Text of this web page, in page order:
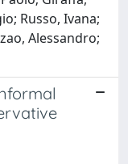
Russo, Ivana;
Alessandro;